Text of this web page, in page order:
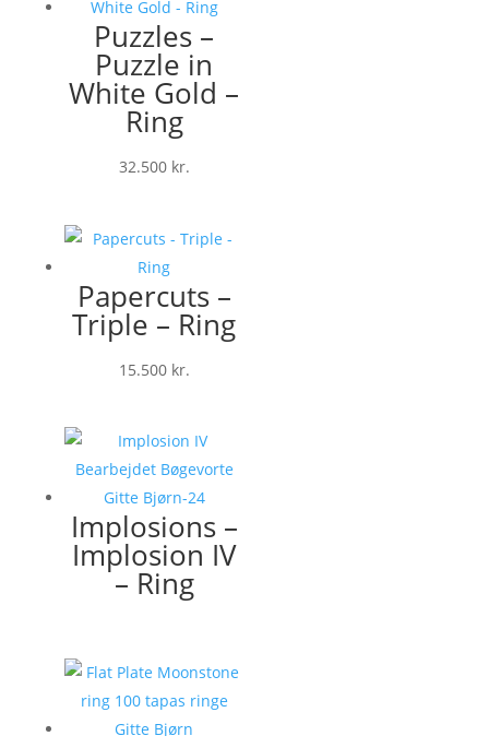
Puzzles –
Puzzle in
White Gold –
Ring
32.500 kr.
Papercuts –
Triple – Ring
15.500 kr.
Implosions –
Implosion IV
– Ring